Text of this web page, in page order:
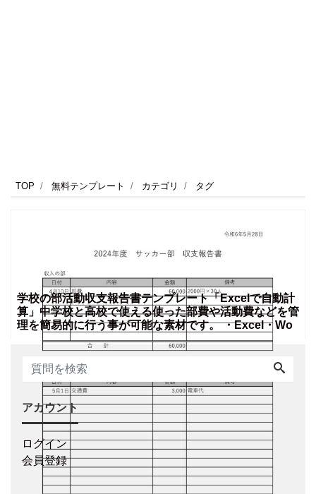
TOP 無料テンプレート カテゴリ タグ
学校の部活動収支報告書テンプレート「Excelで自動計
算」中学校と高校で使える使った部費や活動費などを管
理を簡易的に行う事が可能な素材です。 ・Excel・Wo
アカウント
ログイン
会員登録